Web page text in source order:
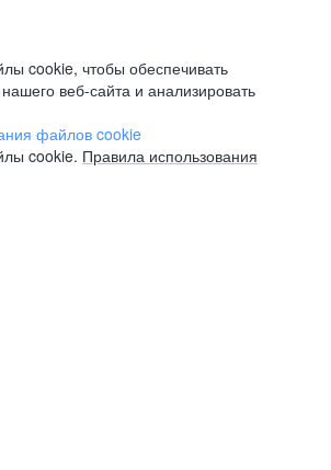
cookie, чтобы обеспечивать
веб-сайта и анализировать
файлов cookie
cookie. Правила использования